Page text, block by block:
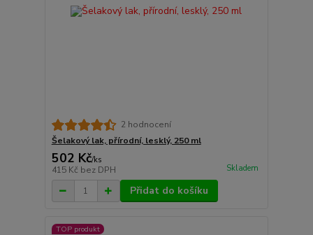
2 hodnocení
Šelakový lak, přírodní, lesklý, 250 ml
502 Kč/ks
415 Kč bez DPH Skladem
Přidat do košíku
TOP produkt